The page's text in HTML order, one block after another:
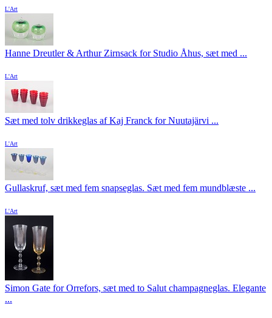
L'Art
Hanne Dreutler & Arthur Zirnsack for Studio Åhus, sæt med ...
L'Art
Sæt med tolv drikkeglas af Kaj Franck for Nuutajärvi ...
L'Art
Gullaskruf, sæt med fem snapseglas. Sæt med fem mundblæste ...
L'Art
Simon Gate for Orrefors, sæt med to Salut champagneglas. Elegante
...